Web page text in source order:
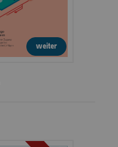
weiter